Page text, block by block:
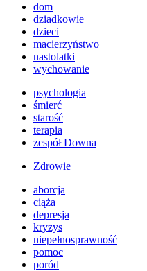
dom
dziadkowie
dzieci
macierzyństwo
nastolatki
wychowanie
psychologia
śmierć
starość
terapia
zespół Downa
Zdrowie
aborcja
ciąża
depresja
kryzys
niepełnosprawność
pomoc
poród